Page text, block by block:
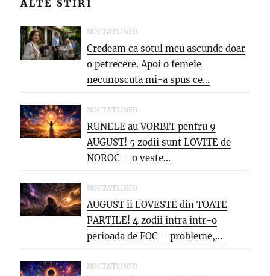
ALTE STIRI
NOUTATI.INFO
Credeam ca sotul meu ascunde doar
o petrecere. Apoi o femeie
necunoscuta mi-a spus ce...
NOUTATI.INFO
RUNELE au VORBIT pentru 9
AUGUST! 5 zodii sunt LOVITE de
NOROC – o veste...
NOUTATI.INFO
AUGUST ii LOVESTE din TOATE
PARTILE! 4 zodii intra intr-o
perioada de FOC – probleme,...
NOUTATI.INFO